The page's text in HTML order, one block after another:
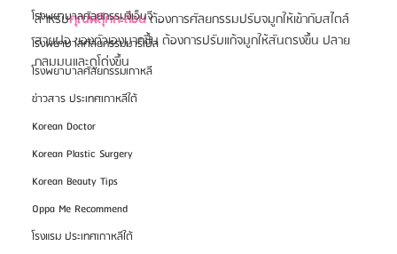
โรงพยาบาลศัลยกรรมจีเอ็นจี
โรงพยาบาลศัลยกรรมมาร์เบิ้ล
โรงพยาบาลศัลยกรรมเกาหลี
ข่าวสาร ประเทศเกาหลีใต้
Korean Doctor
Korean Plastic Surgery
Korean Beauty Tips
Oppa Me Recommend
โรงแรม ประเทศเกาหลีใต้
สำหรับคุณฟลุ๊คกะล่อน ต้องการศัลยกรรมปรับจมูกให้เข้ากับสไตล์
สายฝอ ของตัวเองมากขึ้น ต้องการปรับแก้จมูกให้สันตรงขึ้น ปลาย
กลมมนและดูโด่งขึ้น